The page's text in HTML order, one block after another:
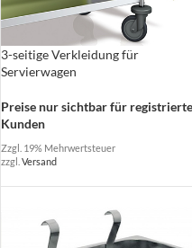
3-seitige Verkleidung für
Servierwagen
Preise nur sichtbar für registrierte
Kunden
Zzgl. 19% Mehrwertsteuer
zzgl. Versand